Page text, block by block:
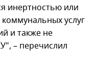
инертностью или
услуг
и также не
– перечислил